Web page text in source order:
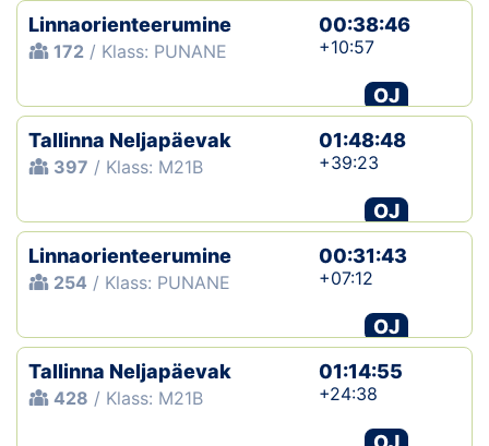
Linnaorienteerumine
172 / Klass: PUNANE
00:38:46
+10:57
OJ
Tallinna Neljapäevak
397 / Klass: M21B
01:48:48
+39:23
OJ
Linnaorienteerumine
254 / Klass: PUNANE
00:31:43
+07:12
OJ
Tallinna Neljapäevak
428 / Klass: M21B
01:14:55
+24:38